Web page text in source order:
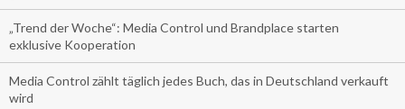
„Trend der Woche“: Media Control und Brandplace starten
exklusive Kooperation
Media Control zählt täglich jedes Buch, das in Deutschland verkauft
wird